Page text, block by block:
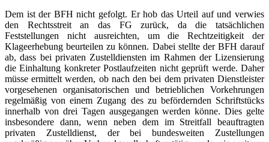
Dem ist der BFH nicht gefolgt. Er hob das Urteil auf und verwies
den Rechtsstreit an das FG zurück, da die tatsächlichen
Feststellungen nicht ausreichten, um die Rechtzeitigkeit der
Klageerhebung beurteilen zu können. Dabei stellte der BFH darauf
ab, dass bei privaten Zustelldiensten im Rahmen der Lizensierung
die Einhaltung konkreter Postlaufzeiten nicht geprüft werde. Daher
müsse ermittelt werden, ob nach den bei dem privaten Dienstleister
vorgesehenen organisatorischen und betrieblichen Vorkehrungen
regelmäßig von einem Zugang des zu befördernden Schriftstücks
innerhalb von drei Tagen ausgegangen werden könne. Dies gelte
insbesondere dann, wenn neben dem im Streitfall beauftragten
privaten Zustelldienst, der bei bundesweiten Zustellungen